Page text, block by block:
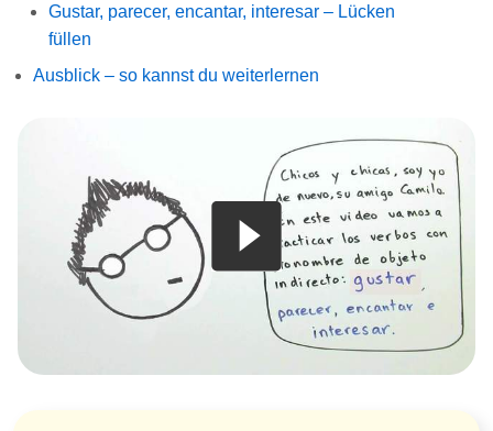
Gustar, parecer, encantar, interesar – Lücken
füllen
Ausblick – so kannst du weiterlernen